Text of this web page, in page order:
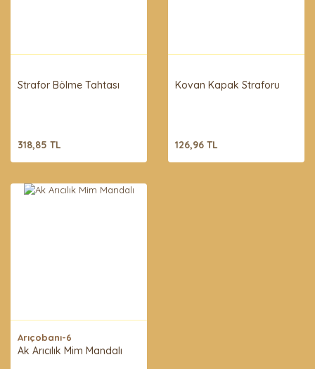
Strafor Bölme Tahtası
318,85 TL
Kovan Kapak Straforu
126,96 TL
Arıçobanı-6
Ak Arıcılık Mim Mandalı